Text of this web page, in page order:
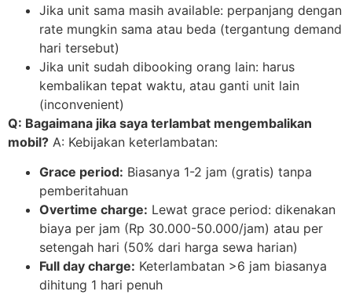
Jika unit sama masih available: perpanjang dengan
rate mungkin sama atau beda (tergantung demand
hari tersebut)
Jika unit sudah dibooking orang lain: harus
kembalikan tepat waktu, atau ganti unit lain
(inconvenient)
Q: Bagaimana jika saya terlambat mengembalikan
mobil? A: Kebijakan keterlambatan:
Grace period: Biasanya 1-2 jam (gratis) tanpa
pemberitahuan
Overtime charge: Lewat grace period: dikenakan
biaya per jam (Rp 30.000-50.000/jam) atau per
setengah hari (50% dari harga sewa harian)
Full day charge: Keterlambatan >6 jam biasanya
dihitung 1 hari penuh